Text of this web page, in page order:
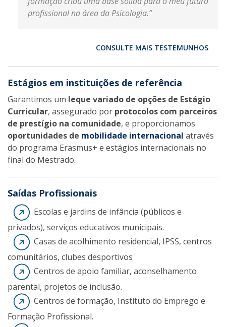
profissional na área da Psicologia.”
CONSULTE MAIS TESTEMUNHOS
Estágios em instituições de referência
Garantimos um leque variado de opções de Estágio
Curricular, assegurado por protocolos com parceiros
de prestígio na comunidade, e proporcionamos
oportunidades de mobilidade internacional através
do programa Erasmus+ e estágios internacionais no
final do Mestrado.
Saídas Profissionais
Escolas e jardins de infância (públicos e
privados), serviços educativos municipais.
Casas de acolhimento residencial, IPSS, centros
comunitários, clubes desportivos
Centros de apoio familiar, aconselhamento
parental, projetos de inclusão.
Centros de formação, Instituto do Emprego e
Formação Profissional.